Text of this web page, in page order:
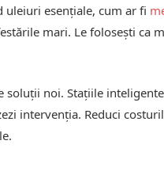
uleiuri esențiale, cum ar fi
mari. Le folosești ca
soluții noi. Stațiile
intervenția. Reduci